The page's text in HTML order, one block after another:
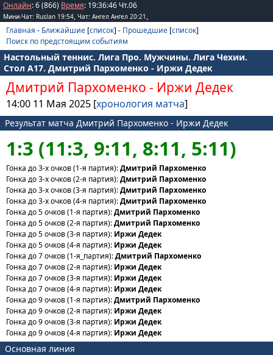
Онлайн: 6 (866) Время: 19:36:46 Чт.06
Мини-Чат: Ruslan 19:54, Чат: Ангел Ангел 20:21 ,
Главная - Ближайшие [список] - Прошедшие [список]
Поиск по предстоящим событиям
Настольный теннис. Лига Про. Мужчины. Лига Чехии.
Стол А17. Дмитрий Пархоменко - Иржи Дедек
Дмитрий Пархоменко - Иржи Дедек
14:00 11 Мая 2025 [хронология матча]
Результат матча Дмитрий Пархоменко - Иржи Дедек
1:3 (11:3, 9:11, 8:11, 5:11)
Гонка до 3-х очков (1-я партия):Дмитрий Пархоменко
Гонка до 3-х очков (2-я партия):Дмитрий Пархоменко
Гонка до 3-х очков (3-я партия):Дмитрий Пархоменко
Гонка до 3-х очков (4-я партия):Дмитрий Пархоменко
Гонка до 5 очков (1-я партия):Дмитрий Пархоменко
Гонка до 5 очков (2-я партия):Дмитрий Пархоменко
Гонка до 5 очков (3-я партия): Иржи Дедек
Гонка до 5 очков (4-я партия): Иржи Дедек
Гонка до 7 очков (1-я_партия):Дмитрий Пархоменко
Гонка до 7 очков (2-я партия): Иржи Дедек
Гонка до 7 очков (3-я партия): Иржи Дедек
Гонка до 7 очков (4-я партия): Иржи Дедек
Гонка до 9 очков (1-я партия):Дмитрий Пархоменко
Гонка до 9 очков (2-я партия): Иржи Дедек
Гонка до 9 очков (3-я партия): Иржи Дедек
Гонка до 9 очков (4-я партия): Иржи Дедек
Основная линия